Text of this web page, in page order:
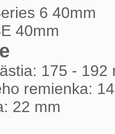
6 40mm
40mm
175 - 192
remienka:
22 mm